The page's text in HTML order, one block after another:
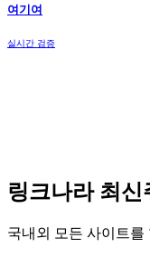
여기여
실시간 검증
링크나라 최신
국내외 모든 사이트를